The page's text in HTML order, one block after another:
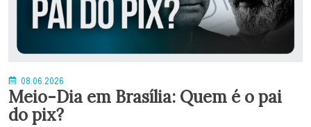
08.06.2026
Meio-Dia em Brasília: Quem é o pai
do pix?